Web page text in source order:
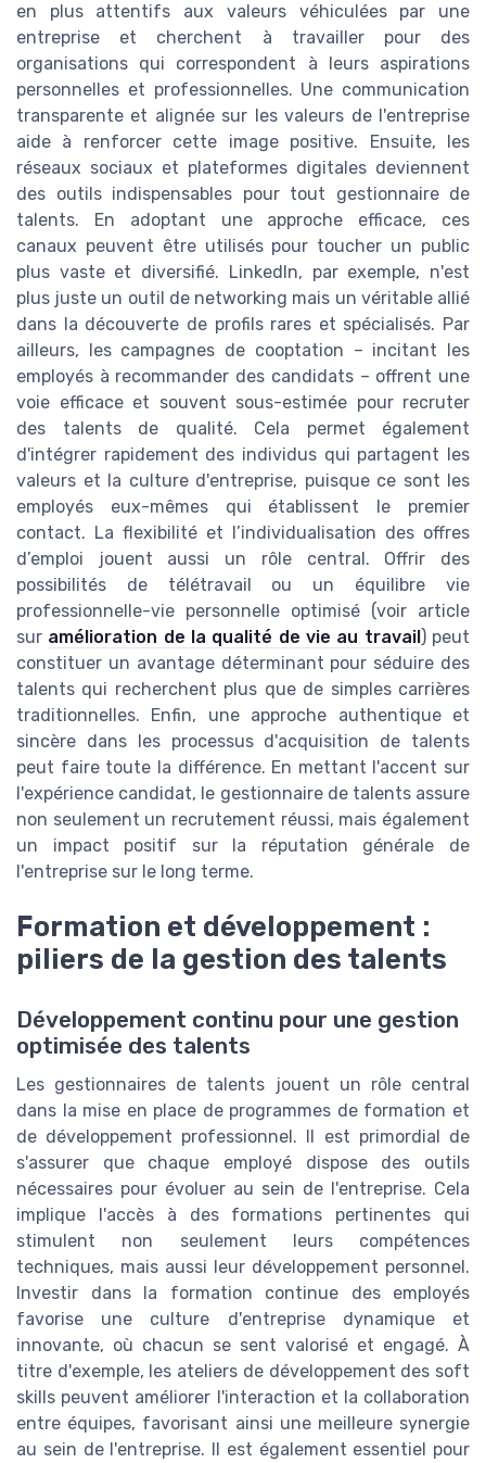
en plus attentifs aux valeurs véhiculées par une
entreprise et cherchent à travailler pour des
organisations qui correspondent à leurs aspirations
personnelles et professionnelles. Une communication
transparente et alignée sur les valeurs de l'entreprise
aide à renforcer cette image positive. Ensuite, les
réseaux sociaux et plateformes digitales deviennent
des outils indispensables pour tout gestionnaire de
talents. En adoptant une approche efficace, ces
canaux peuvent être utilisés pour toucher un public
plus vaste et diversifié. LinkedIn, par exemple, n'est
plus juste un outil de networking mais un véritable allié
dans la découverte de profils rares et spécialisés. Par
ailleurs, les campagnes de cooptation – incitant les
employés à recommander des candidats – offrent une
voie efficace et souvent sous-estimée pour recruter
des talents de qualité. Cela permet également
d'intégrer rapidement des individus qui partagent les
valeurs et la culture d'entreprise, puisque ce sont les
employés eux-mêmes qui établissent le premier
contact. La flexibilité et l’individualisation des offres
d’emploi jouent aussi un rôle central. Offrir des
possibilités de télétravail ou un équilibre vie
professionnelle-vie personnelle optimisé (voir article
sur amélioration de la qualité de vie au travail ) peut
constituer un avantage déterminant pour séduire des
talents qui recherchent plus que de simples carrières
traditionnelles. Enfin, une approche authentique et
sincère dans les processus d'acquisition de talents
peut faire toute la différence. En mettant l'accent sur
l'expérience candidat, le gestionnaire de talents assure
non seulement un recrutement réussi, mais également
un impact positif sur la réputation générale de
l'entreprise sur le long terme.
Formation et développement :
piliers de la gestion des talents
Développement continu pour une gestion
optimisée des talents
Les gestionnaires de talents jouent un rôle central
dans la mise en place de programmes de formation et
de développement professionnel. Il est primordial de
s'assurer que chaque employé dispose des outils
nécessaires pour évoluer au sein de l'entreprise. Cela
implique l'accès à des formations pertinentes qui
stimulent non seulement leurs compétences
techniques, mais aussi leur développement personnel.
Investir dans la formation continue des employés
favorise une culture d'entreprise dynamique et
innovante, où chacun se sent valorisé et engagé. À
titre d'exemple, les ateliers de développement des soft
skills peuvent améliorer l'interaction et la collaboration
entre équipes, favorisant ainsi une meilleure synergie
au sein de l'entreprise. Il est également essentiel pour